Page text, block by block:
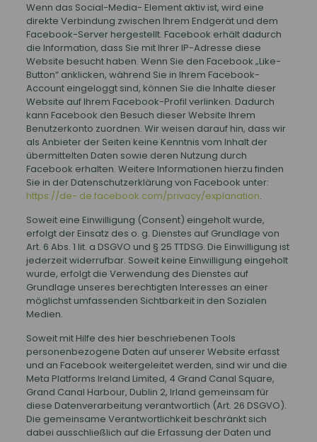
Wenn das Social-Media- Element aktiv ist, wird eine
direkte Verbindung zwischen Ihrem Endgerät und dem
Facebook-Server hergestellt. Facebook erhält dadurch
die Information, dass Sie mit Ihrer IP-Adresse diese
Website besucht haben. Wenn Sie den Facebook „Like-
Button“ anklicken, während Sie in Ihrem Facebook-
Account eingeloggt sind, können Sie die Inhalte dieser
Website auf Ihrem Facebook-Profil verlinken. Dadurch
kann Facebook den Besuch dieser Website Ihrem
Benutzerkonto zuordnen. Wir weisen darauf hin, dass wir
als Anbieter der Seiten keine Kenntnis vom Inhalt der
übermittelten Daten sowie deren Nutzung durch
Facebook erhalten. Weitere Informationen hierzu finden
Sie in der Datenschutzerklärung von Facebook unter:
https://de- de.facebook.com/privacy/explanation.
Soweit eine Einwilligung (Consent) eingeholt wurde,
erfolgt der Einsatz des o. g. Dienstes auf Grundlage von
Art. 6 Abs. 1 lit. a DSGVO und § 25 TTDSG. Die Einwilligung ist
jederzeit widerrufbar. Soweit keine Einwilligung eingeholt
wurde, erfolgt die Verwendung des Dienstes auf
Grundlage unseres berechtigten Interesses an einer
möglichst umfassenden Sichtbarkeit in den Sozialen
Medien.
Soweit mit Hilfe des hier beschriebenen Tools
personenbezogene Daten auf unserer Website erfasst
und an Facebook weitergeleitet werden, sind wir und die
Meta Platforms Ireland Limited, 4 Grand Canal Square,
Grand Canal Harbour, Dublin 2, Irland gemeinsam für
diese Datenverarbeitung verantwortlich (Art. 26 DSGVO).
Die gemeinsame Verantwortlichkeit beschränkt sich
dabei ausschließlich auf die Erfassung der Daten und